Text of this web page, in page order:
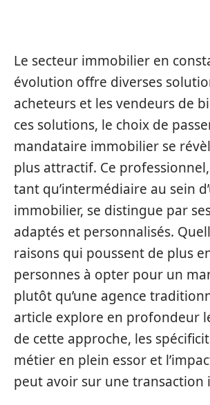
Le secteur immobilier en
évolution offre diverses
acheteurs et les vendeurs de
ces solutions, le choix de
mandataire immobilier se
plus attractif. Ce
tant qu’intermédiaire au sein
immobilier, se distingue par
adaptés et personnalisés.
raisons qui poussent de plus
personnes à opter pour un
plutôt qu’une agence
article explore en profondeur
de cette approche, les
métier en plein essor et
peut avoir sur une transaction